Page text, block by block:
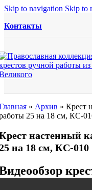
Skip to navigation Skip to
Контакты
» Архив » Крест
25 на 18 см, КС-
настенный
на 18 см, КС-010